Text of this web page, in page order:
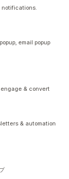
notifications.
email popup
& convert
& automation